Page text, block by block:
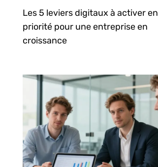
Les 5 leviers digitaux à activer en
priorité pour une entreprise en
croissance